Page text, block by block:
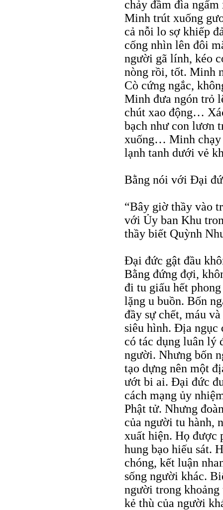
chảy đầm đìa
Minh trút xuống
cả nỗi lo sợ khiếp
cống nhìn lên đôi
người gã lính, kéo
nòng rồi, tốt. Minh
Cò cứng ngắc,
Minh đưa ngón trỏ
chút xao động…
bạch như con lươn
xuống… Minh chạy
lạnh tanh dưới vẻ
Bằng nói với Đại
“Bây giờ thầy vào
với Ủy ban Khu
thầy biết Quỳnh
Đại đức gật đầu
Bằng đứng đợi,
đi tu giấu hết
lặng u buồn. Bốn
đầy sự chết, máu
siêu hình. Địa ngục
có tác dụng luân lý
người. Nhưng bốn
tạo dựng nên một
ướt bi ai. Đại đức
cách mạng ủy
Phật tử. Nhưng
của người tu hành,
xuất hiện. Họ được
hung bạo hiếu sát.
chóng, kết luận
sống người khác.
người trong
kẻ thù của người